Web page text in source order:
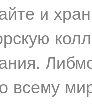
и
всему